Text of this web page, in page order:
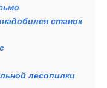
станок
лесопилки